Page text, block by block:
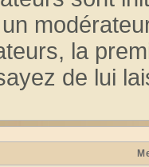
la
de lui